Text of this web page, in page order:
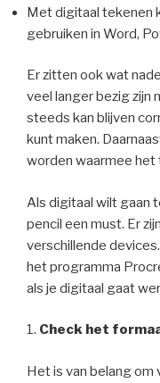
Met digitaal tekenen
gebruiken in Word,
Er zitten ook wat
veel langer bezig zijn
steeds kan blijven
kunt maken.
worden waarmee
Als digitaal wilt gaan
pencil een must. Er
verschillende
het programma
als je digitaal gaat
1. Check het
Het is van belang